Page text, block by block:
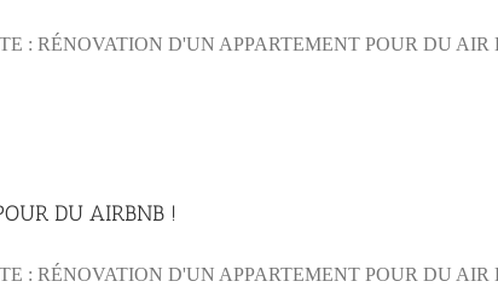
: RÉNOVATION D'UN APPARTEMENT POUR DU AIR
DU AIRBNB !
: RÉNOVATION D'UN APPARTEMENT POUR DU AIR